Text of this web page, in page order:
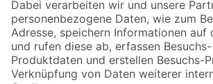
Zahlungsarten